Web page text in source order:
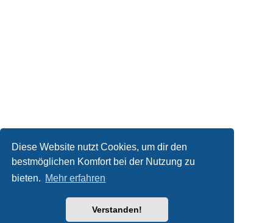
Diese Website nutzt Cookies, um dir den
bestmöglichen Komfort bei der Nutzung zu
bieten. Mehr erfahren
Verstanden!